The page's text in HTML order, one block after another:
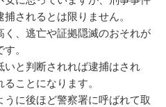
されるとは限りません。
、逃亡や証拠隠滅のおそれが
。
いと判断されれば逮捕はされ
ことになります。
うに後ほど警察署に呼ばれて取